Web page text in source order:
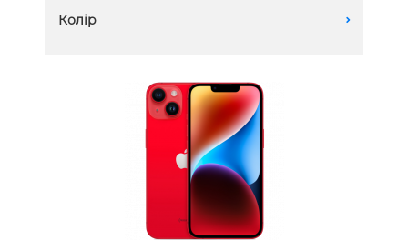
256 GB
Колір A